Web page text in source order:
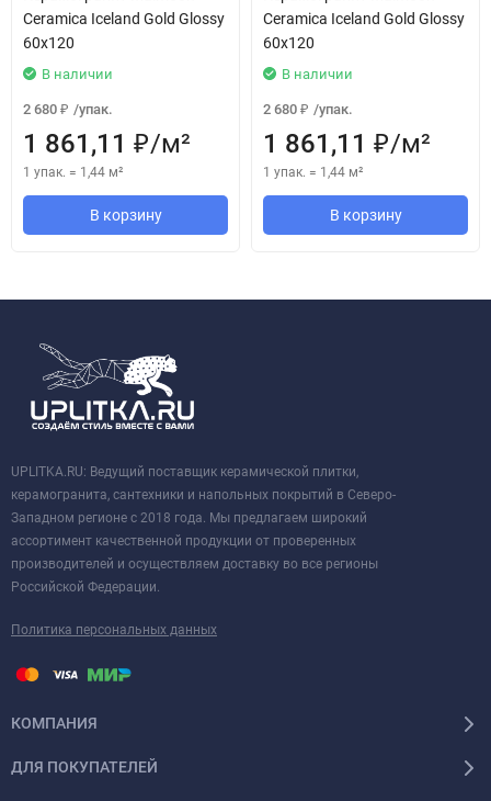
Ceramica Iceland Gold Glossy
60х120
В наличии
2 680 ₽ /упак.
1 861,11 ₽/м²
1 упак. = 1,44 м²
В корзину
Ceramica Iceland Gold Glossy
60х120
В наличии
2 680 ₽ /упак.
1 861,11 ₽/м²
1 упак. = 1,44 м²
В корзину
UPLITKA.RU: Ведущий поставщик керамической плитки,
керамогранита, сантехники и напольных покрытий в Северо-
Западном регионе с 2018 года. Мы предлагаем широкий
ассортимент качественной продукции от проверенных
производителей и осуществляем доставку во все регионы
Российской Федерации.
Политика персональных данных
КОМПАНИЯ
ДЛЯ ПОКУПАТЕЛЕЙ